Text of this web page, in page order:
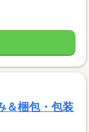
＆梱包・包装